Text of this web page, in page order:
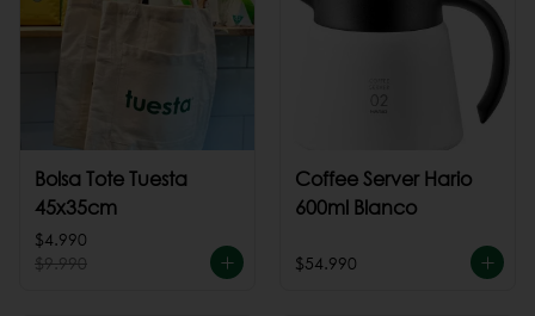
Bolsa Tote Tuesta
45x35cm
$4.990
$9.990
Coffee Server Hario
600ml Blanco
$54.990